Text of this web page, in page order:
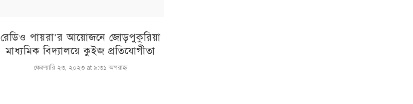
রেডিও পায়রা’র আয়োজনে জোড়পুকুরিয়া
মাধ্যমিক বিদ্যালয়ে কুইজ প্রতিযোগীতা
ফেব্রুয়ারি ২৩, ২০২৩ at ৯:৩১ অপরাহ্ণ